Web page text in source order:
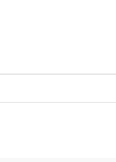
】
す。
品までのスケジュール、
に組み立ててみることが